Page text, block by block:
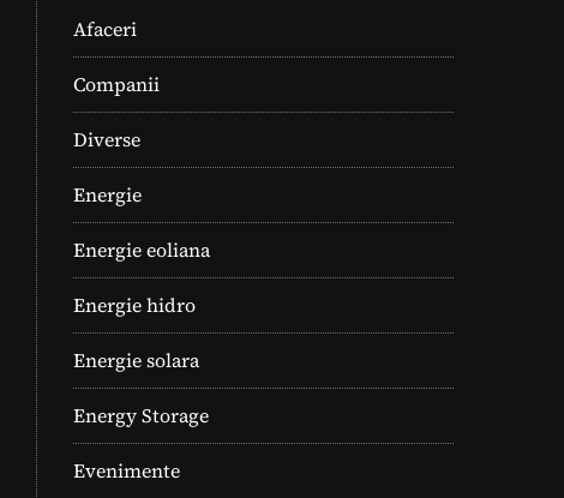
Afaceri
Companii
Diverse
Energie
Energie eoliana
Energie hidro
Energie solara
Energy Storage
Evenimente